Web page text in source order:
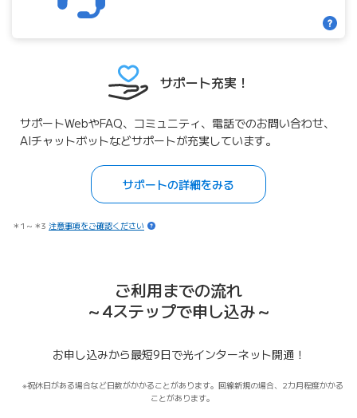
サポート充実！
サポートWebやFAQ、コミュニティ、電話でのお問い合わせ、
AIチャットボットなどサポートが充実しています。
サポートの詳細をみる
＊1～＊3 注意事項をご確認ください
ご利用までの流れ
～4ステップで申し込み～
お申し込みから最短9日で光インターネット開通！
祝休日がある場合など日数がかかることがあります。回線新規の場合、2カ月程度かかる
ことがあります。